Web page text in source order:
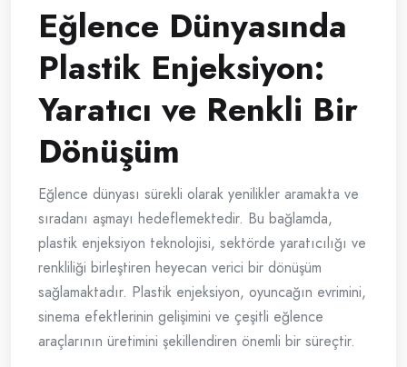
Eğlence Dünyasında
Plastik Enjeksiyon:
Yaratıcı ve Renkli Bir
Dönüşüm
Eğlence dünyası sürekli olarak yenilikler aramakta ve
sıradanı aşmayı hedeflemektedir. Bu bağlamda,
plastik enjeksiyon teknolojisi, sektörde yaratıcılığı ve
renkliliği birleştiren heyecan verici bir dönüşüm
sağlamaktadır. Plastik enjeksiyon, oyuncağın evrimini,
sinema efektlerinin gelişimini ve çeşitli eğlence
araçlarının üretimini şekillendiren önemli bir süreçtir.